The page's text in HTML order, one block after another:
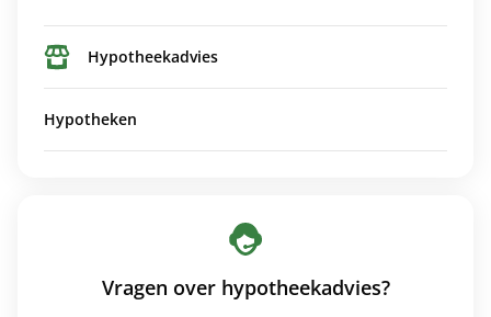
Hypotheekadvies
Hypotheken
Vragen over hypotheekadvies?